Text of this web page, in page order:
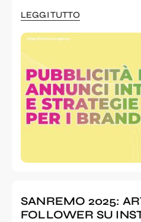
LEGGI TUTTO
SANREMO 2025:
FOLLOWER SU